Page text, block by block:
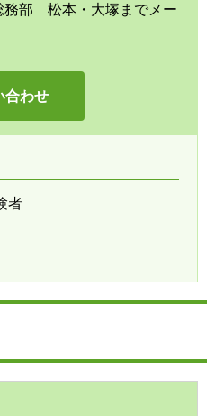
務部 松本・大塚までメー
合わせ
者